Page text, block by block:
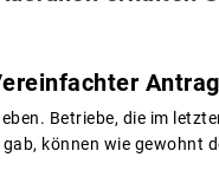
Betriebe, die im
können wie gewohnt